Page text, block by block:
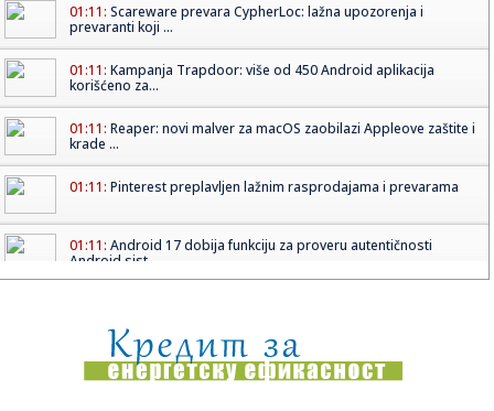
01:11: Scareware prevara CypherLoc: lažna upozorenja i
prevaranti koji ...
01:11: Kampanja Trapdoor: više od 450 Android aplikacija
korišćeno za...
01:11: Reaper: novi malver za macOS zaobilazi Appleove zaštite i
krade ...
01:11: Pinterest preplavljen lažnim rasprodajama i prevarama
01:11: Android 17 dobija funkciju za proveru autentičnosti
Android sist...
01:11:Hakovan sajt popularnog JDownloadera, korisnici
preuzimali trojan...